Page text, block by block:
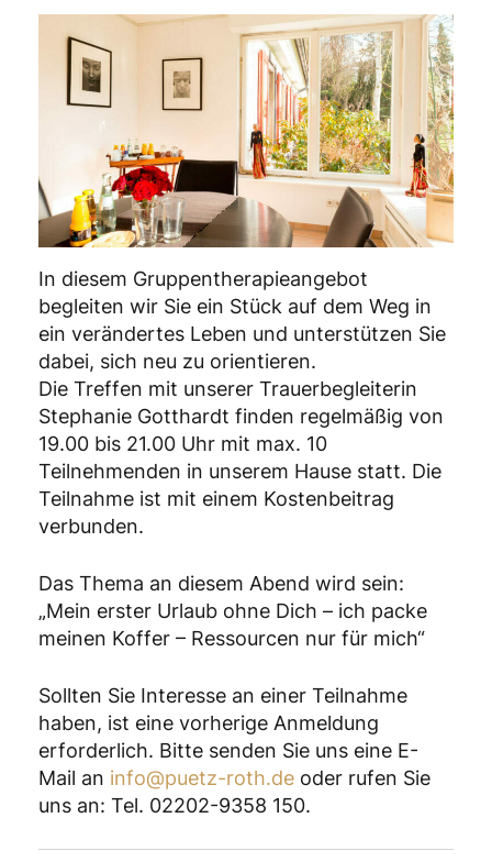
In diesem Gruppentherapieangebot
begleiten wir Sie ein Stück auf dem Weg in
ein verändertes Leben und unterstützen Sie
dabei, sich neu zu orientieren.
Die Treffen mit unserer Trauerbegleiterin
Stephanie Gotthardt finden regelmäßig von
19.00 bis 21.00 Uhr mit max. 10
Teilnehmenden in unserem Hause statt. Die
Teilnahme ist mit einem Kostenbeitrag
verbunden.
Das Thema an diesem Abend wird sein:
„Mein erster Urlaub ohne Dich – ich packe
meinen Koffer – Ressourcen nur für mich“
Sollten Sie Interesse an einer Teilnahme
haben, ist eine vorherige Anmeldung
erforderlich. Bitte senden Sie uns eine E-
Mail an info@puetz-roth.de oder rufen Sie
uns an: Tel. 02202-9358 150.